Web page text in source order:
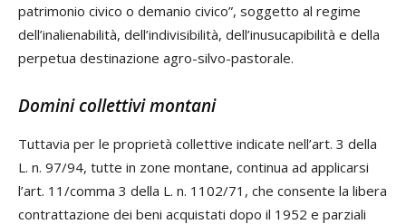
patrimonio civico o demanio civico”, soggetto al regime
dell’inalienabilità, dell’indivisibilità, dell’inusucapibilità e della
perpetua destinazione agro-silvo-pastorale.
Domini collettivi montani
Tuttavia per le proprietà collettive indicate nell’art. 3 della
L. n. 97/94, tutte in zone montane, continua ad applicarsi
l’art. 11/comma 3 della L. n. 1102/71, che consente la libera
contrattazione dei beni acquistati dopo il 1952 e parziali